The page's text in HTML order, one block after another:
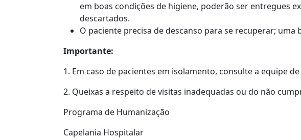
em boas condições de higiene, poderão ser entregues
descartados.
O paciente precisa de descanso para se recuperar;
Importante:
1. Em caso de pacientes em isolamento, consulte a equipe
2. Queixas a respeito de visitas inadequadas ou do não
Programa de Humanização
Capelania Hospitalar